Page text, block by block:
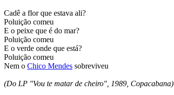
Cadê a flor que estava ali?
Poluição comeu
E o peixe que é do mar?
Poluição comeu
E o verde onde que está?
Poluição comeu
Nem o Chico Mendes sobreviveu
(Do LP "Vou te matar de cheiro", 1989, Copacabana)